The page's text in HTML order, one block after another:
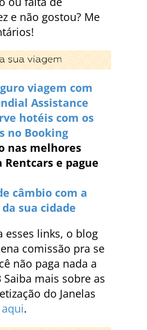
e não gostou? Me
viagem com
Assistance
hotéis com os
no Booking
nas melhores
Rentcars e pague
câmbio com a
sua cidade
esses links, o blog
comissão pra se
não paga nada a
mais sobre as
do Janelas
.